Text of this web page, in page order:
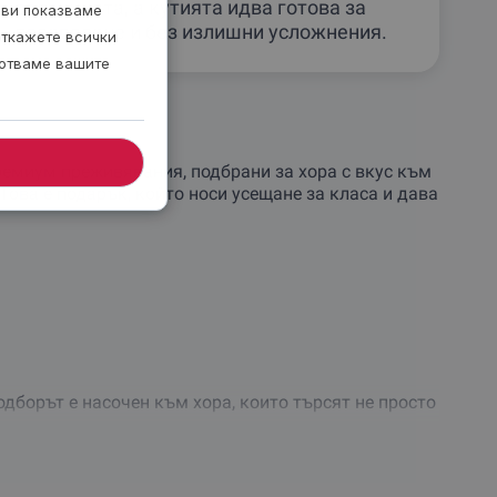
селекцията, а кутията идва готова за
подаряване и без излишни усложнения.
преживявания, подбрани за хора с вкус към
е подарък, който носи усещане за класа и дава
е насочен към хора, които търсят не просто
показваме
всички
вашите